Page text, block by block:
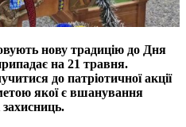
нову традицію до Дня
на 21 травня.
до патріотичної акції
якої є вшанування
захисниць.